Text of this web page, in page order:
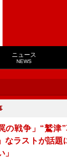
ニュース
NEWS
罠の戦争」“鷲
なラストが話
」